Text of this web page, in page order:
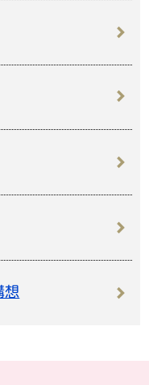
想